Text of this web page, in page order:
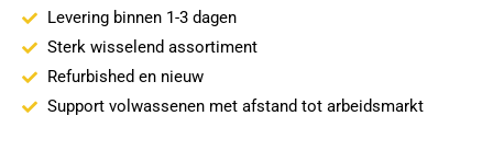
Levering binnen 1-3 dagen
Sterk wisselend assortiment
Refurbished en nieuw
Support volwassenen met afstand tot arbeidsmarkt